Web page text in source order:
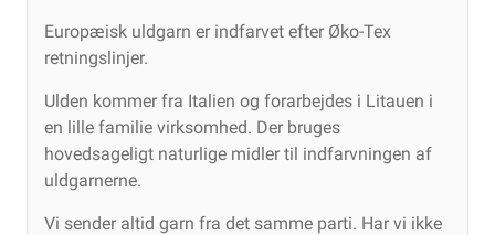
Europæisk uldgarn er indfarvet efter Øko-Tex
retningslinjer.
Ulden kommer fra Italien og forarbejdes i Litauen i
en lille familie virksomhed. Der bruges
hovedsageligt naturlige midler til indfarvningen af
uldgarnerne.
Vi sender altid garn fra det samme parti. Har vi ikke